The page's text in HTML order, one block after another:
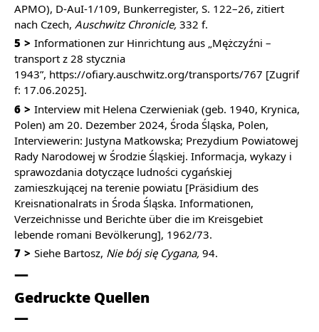
APMO), D-AuI-1/109, Bunkerregister, S. 122–26, zitiert
nach Czech, Auschwitz Chronicle, 332 f.
5
Informationen zur Hinrichtung aus „Mężczyźni –
transport z 28 stycznia
1943”, https://ofiary.auschwitz.org/transports/767 [Zugrif
f: 17.06.2025].
6
Interview mit Helena Czerwieniak (geb. 1940, Krynica,
Polen) am 20. Dezember 2024, Środa Śląska, Polen,
Interviewerin: Justyna Matkowska; Prezydium Powiatowej
Rady Narodowej w Środzie Śląskiej. Informacja, wykazy i
sprawozdania dotyczące ludności cygańskiej
zamieszkującej na terenie powiatu [Präsidium des
Kreisnationalrats in Środa Śląska. Informationen,
Verzeichnisse und Berichte über die im Kreisgebiet
lebende romani Bevölkerung], 1962/73.
7
Siehe Bartosz, Nie bój się Cygana, 94.
Gedruckte Quellen